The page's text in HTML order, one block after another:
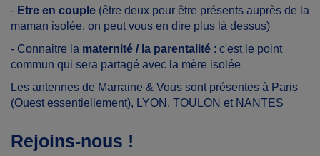
- Etre en couple (être deux pour être présents auprès de la
maman isolée, on peut vous en dire plus là dessus)
- Connaitre la maternité / la parentalité : c'est le point
commun qui sera partagé avec la mère isolée
Les antennes de Marraine & Vous sont présentes à Paris
(Ouest essentiellement), LYON, TOULON et NANTES
Rejoins-nous !